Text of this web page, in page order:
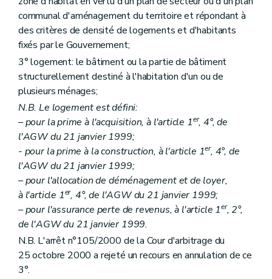
Art. 25
Section 4 De la procédure
Art. 26
Art. 27
Art. 28
Chapitre III Des aides aux personnes morales autres que les sociétés de logement de service public
Section première Des aides au logement
Sous-section première
Art. 29
Art. 30
Art. 31
Art. 32
Art. 33
Art. 34
Art. 34bis
Sous-section 2 Des conditions d'octroi et du calcul des aides
Art. 35
Art. 36
Art. 37
Art. 38
Sous-section 3 De la procédure
Art. 39
Art. 40 et 41
communal d'aménagement du territoire et répondant à
des critères de densité de logements et d'habitants
fixés par le Gouvernement;
3° logement: le bâtiment ou la partie de bâtiment
structurellement destiné à l'habitation d'un ou de
plusieurs ménages;
N.B. Le logement est défini:
– pour la prime à l'acquisition, à l'article 1er, 4°, de
l'AGW du 21 janvier 1999;
- pour la prime à la construction, à l'article 1er, 4°, de
l'AGW du 21 janvier 1999;
– pour l'allocation de déménagement et de loyer,
à l'article 1er, 4°, de l'AGW du 21 janvier 1999;
– pour l'assurance perte de revenus, à l'article 1er, 2°,
de l'AGW du 21 janvier 1999.
N.B. L'arrêt n°105/2000 de la Cour d'arbitrage du
25 octobre 2000 a rejeté un recours en annulation de ce
3°.